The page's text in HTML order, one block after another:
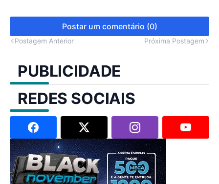
Postar um comentário (0)
Postagem Anterior Próxima Postagem
PUBLICIDADE
REDES SOCIAIS